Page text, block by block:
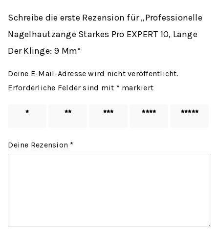
Schreibe die erste Rezension für „Professionelle
Nagelhautzange Starkes Pro EXPERT 10, Länge
Der Klinge: 9 Mm“
Deine E-Mail-Adresse wird nicht veröffentlicht.
Erforderliche Felder sind mit * markiert
1 von
2 von
3 von
4 von
5 von
Deine Rezension *